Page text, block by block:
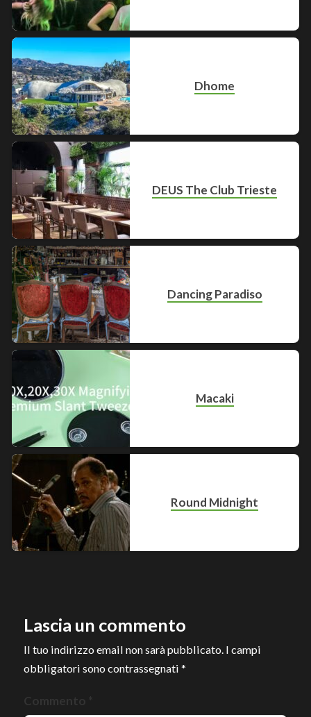
Dhome
DEUS The Club Trieste
Dancing Paradiso
Macaki
Round Midnight
Lascia un commento
Il tuo indirizzo email non sarà pubblicato. I campi
obbligatori sono contrassegnati *
Commento